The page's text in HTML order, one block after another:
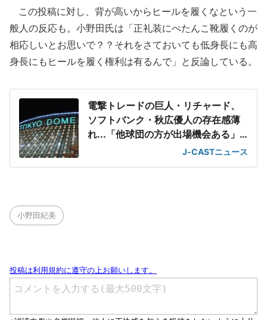
この投稿に対し、背が高いからヒールを履くなという一
般人の反応も。小野田氏は「正礼装にぺたんこ靴履くのが
相応しいとお思いで？？それをさておいても低身長にも高
身長にもヒールを履く権利は有るんで」と反論している。
電撃トレードの巨人・リチャード、
ソフトバンク・秋広優人の存在感薄
れ...「他球団の方が出場機会ある」
J-CASTニュース
小野田紀美